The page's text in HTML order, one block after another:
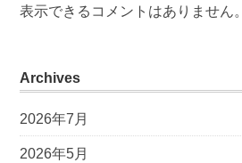
表示できるコメントはありません。
Archives
2026年7月
2026年5月